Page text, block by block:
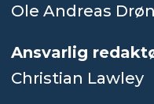
Ole Andreas
Ansvarlig
Christian Lawley